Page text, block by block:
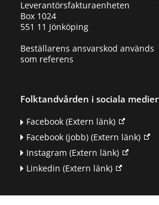
Leverantörsfakturaenheten
Box 1024
551 11 Jönköping
Beställarens ansvarskod används
som referens
Folktandvården i sociala medier
Facebook(Extern länk)
Facebook (jobb)(Extern länk)
Instagram (Extern länk)
Linkedin (Extern länk)